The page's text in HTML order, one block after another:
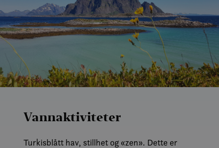
Vannaktiviteter
Turkisblått hav, stillhet og «zen». Dette er